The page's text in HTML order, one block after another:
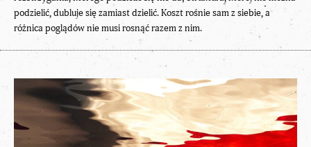
podzielić, dubluje się zamiast dzielić. Koszt rośnie sam z siebie, a
różnica poglądów nie musi rosnąć razem z nim.